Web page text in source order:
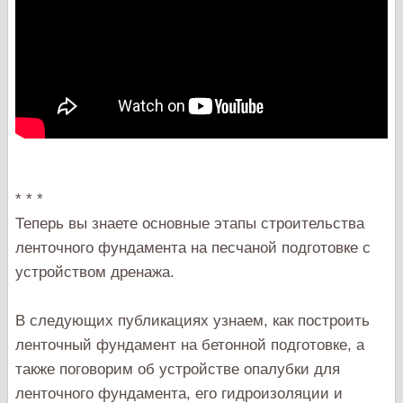
* * *
Теперь вы знаете основные этапы строительства
ленточного фундамента на песчаной подготовке с
устройством дренажа.
В следующих публикациях узнаем, как построить
ленточный фундамент на бетонной подготовке, а
также поговорим об устройстве опалубки для
ленточного фундамента, его гидроизоляции и